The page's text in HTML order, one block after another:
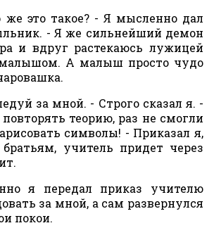
это такое? - Я мысленно дал
- Я же сильнейший демон
и вдруг растекаюсь лужицей
А малыш просто чудо
за мной. - Строго сказал я. -
теорию, раз не смогли
символы! - Приказал я,
учитель придет через
я передал приказ учителю
за мной, а сам развернулся
покои.